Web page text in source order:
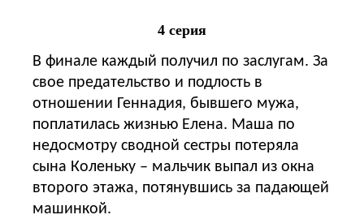
4 серия
В финале каждый получил по заслугам. За
свое предательство и подлость в
отношении Геннадия, бывшего мужа,
поплатилась жизнью Елена. Маша по
недосмотру сводной сестры потеряла
сына Коленьку ‒ мальчик выпал из окна
второго этажа, потянувшись за падающей
машинкой.